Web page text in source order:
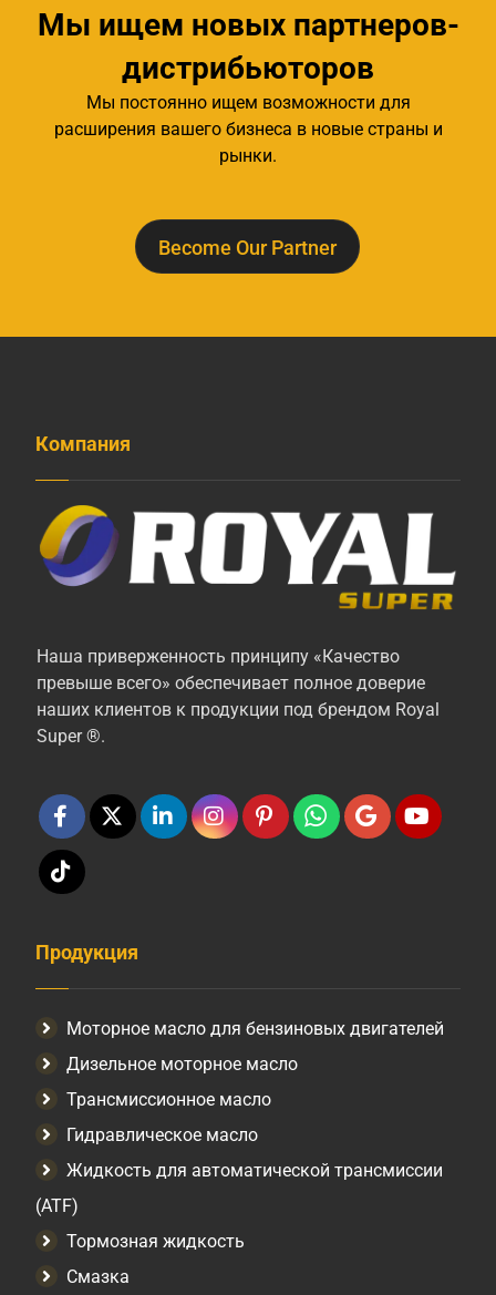
Мы ищем новых партнеров-
дистрибьюторов
Мы постоянно ищем возможности для
расширения вашего бизнеса в новые страны и
рынки.
Become Our Partner
Компания
Наша приверженность принципу «Качество
превыше всего» обеспечивает полное доверие
наших клиентов к продукции под брендом Royal
Super ®.
Продукция
Моторное масло для бензиновых двигателей
Дизельное моторное масло
Трансмиссионное масло
Гидравлическое масло
Жидкость для автоматической трансмиссии
(ATF)
Тормозная жидкость
Смазка